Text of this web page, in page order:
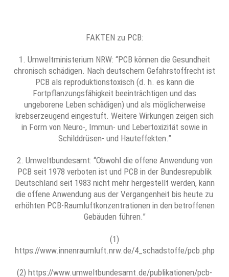
FAKTEN zu PCB:
1. Umweltministerium NRW: “PCB können die Gesundheit
chronisch schädigen. Nach deutschem Gefahrstoffrecht ist
PCB als reproduktionstoxisch (d. h. es kann die
Fortpflanzungsfähigkeit beeinträchtigen und das
ungeborene Leben schädigen) und als möglicherweise
krebserzeugend eingestuft. Weitere Wirkungen zeigen sich
in Form von Neuro-, Immun- und Lebertoxizität sowie in
Schilddrüsen- und Hauteffekten.”
2. Umweltbundesamt: “Obwohl die offene Anwendung von
PCB seit 1978 verboten ist und PCB in der Bundesrepublik
Deutschland seit 1983 nicht mehr hergestellt werden, kann
die offene Anwendung aus der Vergangenheit bis heute zu
erhöhten PCB-Raumluftkonzentrationen in den betroffenen
Gebäuden führen.”
(1)
https://www.innenraumluft.nrw.de/4_schadstoffe/pcb.php
(2) https://www.umweltbundesamt.de/publikationen/pcb-